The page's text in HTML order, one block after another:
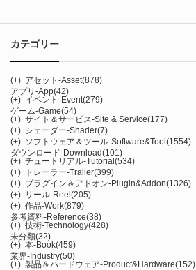
カテゴリー
(+) アセット-Asset(878)
アプリ-App(42)
(+) イベント-Event(279)
ゲーム-Game(54)
(+) サイト＆サービス-Site & Service(177)
(+) シェーダー-Shader(7)
(+) ソフトウェア＆ツール-Software&Tool (1554)
ダウンロード-Download(101)
(+) チュートリアル-Tutorial (534)
(+)
トレーラー-Trailer(399)
(+) プラグイン＆アドオン-Plugin&Addon(1326)
(+) リール-Reel (205)
(+) 作品-Work(879)
参考資料-Reference(38)
(+) 技術-Technology(428)
未分類(32)
(+) 本-Book(459)
業界-Industry(50)
(+) 製品＆ハードウェア-Product&Hardware(152)